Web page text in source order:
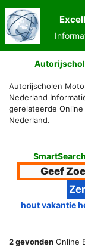
Ga
naar
de
inhoud
Autorijscholen
Nederland
gerelateerde
Nederland.
hout vakantie
2 gevonden Online